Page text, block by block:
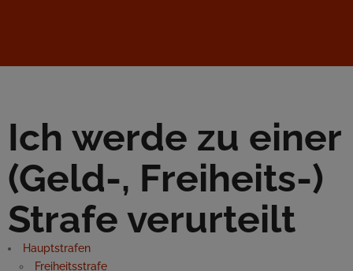
Ich werde zu einer
(Geld-, Freiheits-)
Strafe verurteilt
Hauptstrafen
Freiheitsstrafe